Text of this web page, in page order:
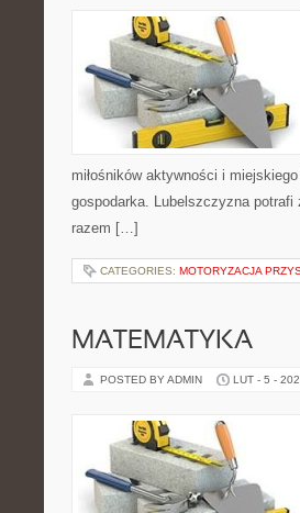
miłośników aktywności i
gospodarka. Lubelszczyzna
razem […]
CATEGORIES: MOTORYZACJA
MATEMATYKA
POSTED BY ADMIN LUT - 5 -